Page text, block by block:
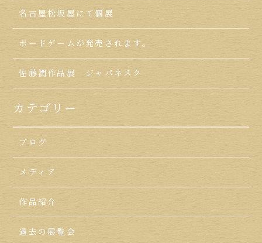
名古屋松坂屋にて個展
ボードゲームが発売されます。
佐藤潤作品展 ジャパネスク
カテゴリー
ブログ
メディア
作品紹介
過去の展覧会